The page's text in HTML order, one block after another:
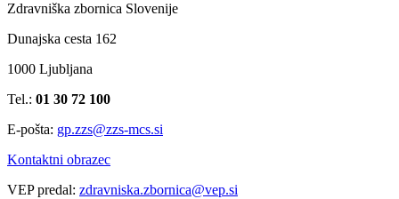
Zdravniška zbornica Slovenije
Dunajska cesta 162
1000 Ljubljana
Tel.: 01 30 72 100
E-pošta: gp.zzs@zzs-mcs.si
Kontaktni obrazec
VEP predal: zdravniska.zbornica@vep.si